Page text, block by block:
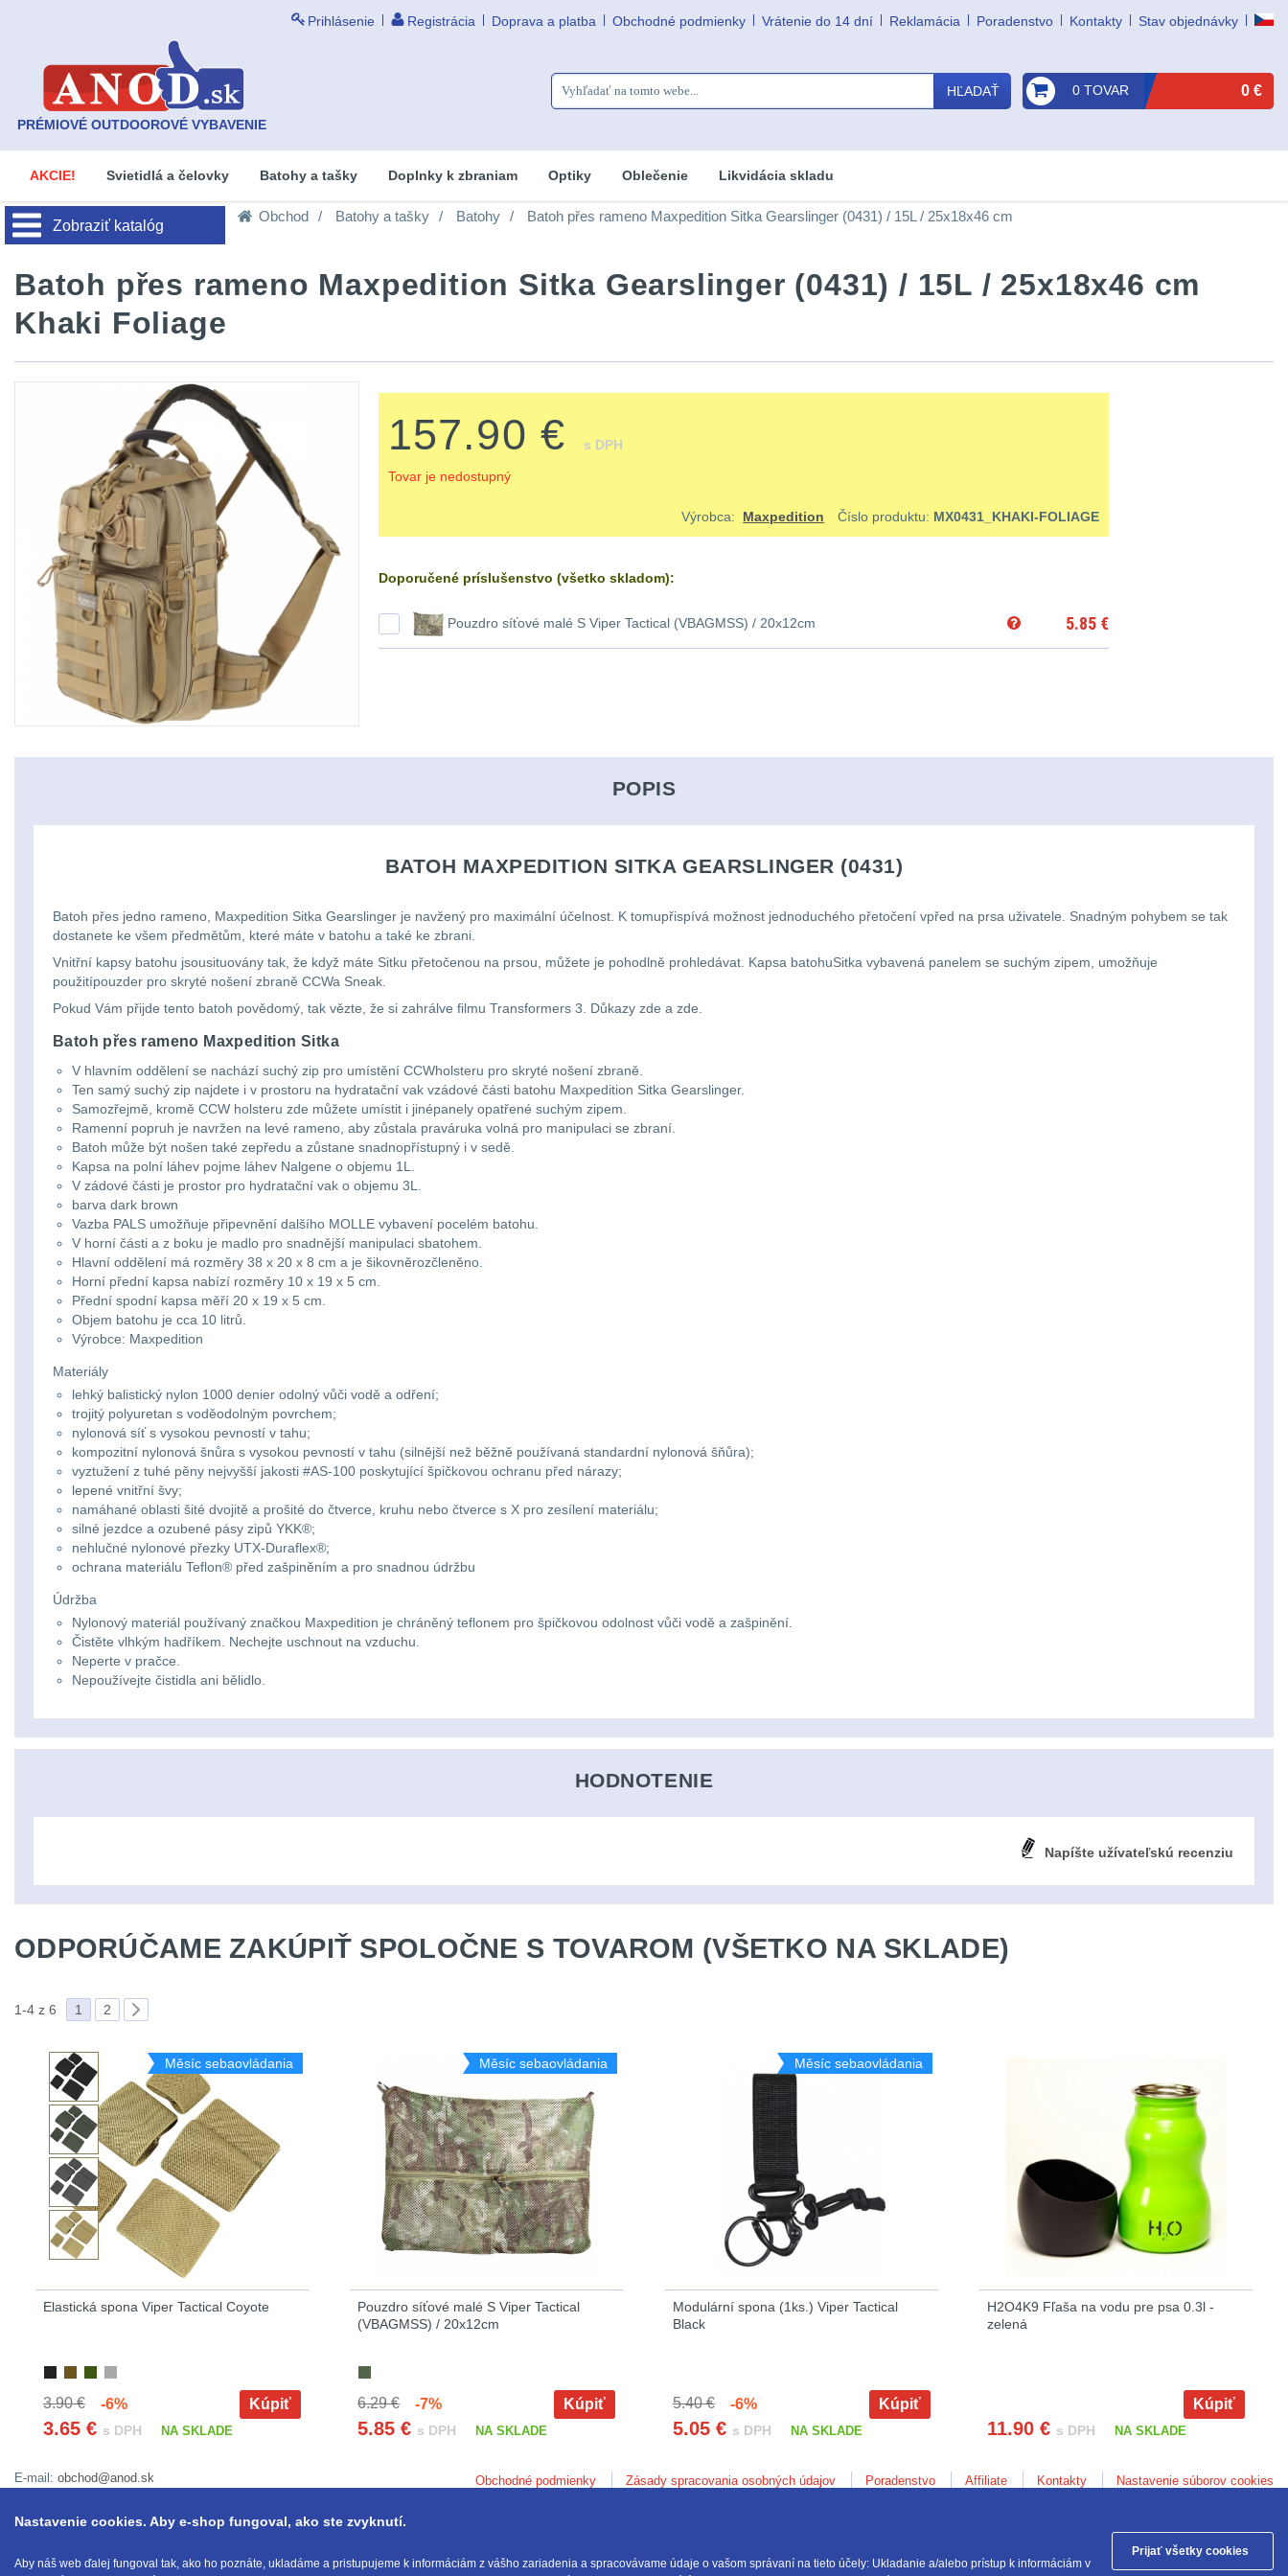
Prihlásenie Registrácia Doprava a platba Obchodné podmienky Vrátenie do 14 dní Reklamácia Poradenstvo Kontakty Stav objednávky
PRÉMIOVÉ OUTDOOROVÉ VYBAVENIE
HĽADAŤ 0 TOVAR 0 €
AKCIE! Svietidlá a čelovky Batohy a tašky Doplnky k zbraniam Optiky Oblečenie Likvidácia skladu
Zobraziť katalóg
Obchod Batohy a tašky Batohy Batoh přes rameno Maxpedition Sitka Gearslinger (0431) / 15L / 25x18x46 cm
Batoh přes rameno Maxpedition Sitka Gearslinger (0431) / 15L / 25x18x46 cm
Khaki Foliage
157.90 € s DPH
Tovar je nedostupný
Výrobca: Maxpedition Číslo produktu: MX0431_KHAKI-FOLIAGE
Doporučené príslušenstvo (všetko skladom):
Pouzdro síťové malé S Viper Tactical (VBAGMSS) / 20x12cm 5.85 €
POPIS
BATOH MAXPEDITION SITKA GEARSLINGER (0431)
Batoh přes jedno rameno, Maxpedition Sitka Gearslinger je navžený pro maximální účelnost. K tomupřispívá možnost jednoduchého přetočení vpřed na prsa uživatele. Snadným pohybem se tak
dostanete ke všem předmětům, které máte v batohu a také ke zbrani.
Vnitřní kapsy batohu jsousituovány tak, že když máte Sitku přetočenou na prsou, můžete je pohodlně prohledávat. Kapsa batohuSitka vybavená panelem se suchým zipem, umožňuje
použitípouzder pro skryté nošení zbraně CCWa Sneak.
Pokud Vám přijde tento batoh povědomý, tak vězte, že si zahrálve filmu Transformers 3. Důkazy zde a zde.
Batoh přes rameno Maxpedition Sitka
V hlavním oddělení se nachází suchý zip pro umístění CCWholsteru pro skryté nošení zbraně.
Ten samý suchý zip najdete i v prostoru na hydratační vak vzádové části batohu Maxpedition Sitka Gearslinger.
Samozřejmě, kromě CCW holsteru zde můžete umístit i jinépanely opatřené suchým zipem.
Ramenní popruh je navržen na levé rameno, aby zůstala praváruka volná pro manipulaci se zbraní.
Batoh může být nošen také zepředu a zůstane snadnopřístupný i v sedě.
Kapsa na polní láhev pojme láhev Nalgene o objemu 1L.
V zádové části je prostor pro hydratační vak o objemu 3L.
barva dark brown
Vazba PALS umožňuje připevnění dalšího MOLLE vybavení pocelém batohu.
V horní části a z boku je madlo pro snadnější manipulaci sbatohem.
Hlavní oddělení má rozměry 38 x 20 x 8 cm a je šikovněrozčleněno.
Horní přední kapsa nabízí rozměry 10 x 19 x 5 cm.
Přední spodní kapsa měří 20 x 19 x 5 cm.
Objem batohu je cca 10 litrů.
Výrobce: Maxpedition
Materiály
lehký balistický nylon 1000 denier odolný vůči vodě a odření;
trojitý polyuretan s voděodolným povrchem;
nylonová síť s vysokou pevností v tahu;
kompozitní nylonová šnůra s vysokou pevností v tahu (silnější než běžně používaná standardní nylonová šňůra);
vyztužení z tuhé pěny nejvyšší jakosti #AS-100 poskytující špičkovou ochranu před nárazy;
lepené vnitřní švy;
namáhané oblasti šité dvojitě a prošité do čtverce, kruhu nebo čtverce s X pro zesílení materiálu;
silné jezdce a ozubené pásy zipů YKK®;
nehlučné nylonové přezky UTX-Duraflex®;
ochrana materiálu Teflon® před zašpiněním a pro snadnou údržbu
Údržba
Nylonový materiál používaný značkou Maxpedition je chráněný teflonem pro špičkovou odolnost vůči vodě a zašpinění.
Čistěte vlhkým hadříkem. Nechejte uschnout na vzduchu.
Neperte v pračce.
Nepoužívejte čistidla ani bělidlo.
HODNOTENIE
Napíšte užívateľskú recenziu
ODPORÚČAME ZAKÚPIŤ SPOLOČNE S TOVAROM (VŠETKO NA SKLADE)
1-4 z 6 1 2
Měsíc sebaovládania
Elastická spona Viper Tactical Coyote
3.90 €-6% Kúpiť
3.65 € s DPH NA SKLADE
Měsíc sebaovládania
Pouzdro síťové malé S Viper Tactical
(VBAGMSS) / 20x12cm
6.29 €-7% Kúpiť
5.85 € s DPH NA SKLADE
Měsíc sebaovládania
Modulární spona (1ks.) Viper Tactical
Black
5.40 €-6% Kúpiť
5.05 € s DPH NA SKLADE
H2O4K9 Fľaša na vodu pre psa 0.3l -
zelená
Kúpiť
11.90 € s DPH NA SKLADE
E-mail: obchod@anod.sk Obchodné podmienky Zásady spracovania osobných údajov Poradenstvo Affiliate Kontakty Nastavenie súborov cookies
Anod.sk © 2026
Nastavenie cookies. Aby e-shop fungoval, ako ste zvyknutí.
Aby náš web ďalej fungoval tak, ako ho poznáte, ukladáme a pristupujeme k informáciám z vášho zariadenia a spracovávame údaje o vašom správaní na tieto účely: Ukladanie a/alebo prístup k informáciám v
Prijať všetky cookies